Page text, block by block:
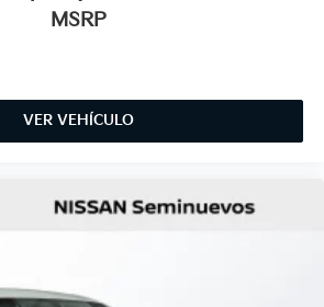
MSRP
VER VEHÍCULO